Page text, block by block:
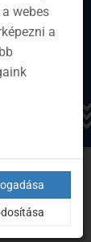
webes
a